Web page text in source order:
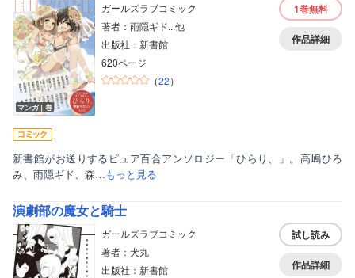
マンガ｜巻
ガールズラブコミック
著者：雨隠ギド...他
出版社：新書館
620ページ
（22）
1巻無料
作品詳細
新書館がお送りするピュア百合アンソロジー「ひらり、」。高嶋ひろ
み、雨隠ギド、森…もっと見る
演劇部の魔女と騎士
ガールズラブコミック
著者：犬丸
出版社：新書館
試し読み
作品詳細